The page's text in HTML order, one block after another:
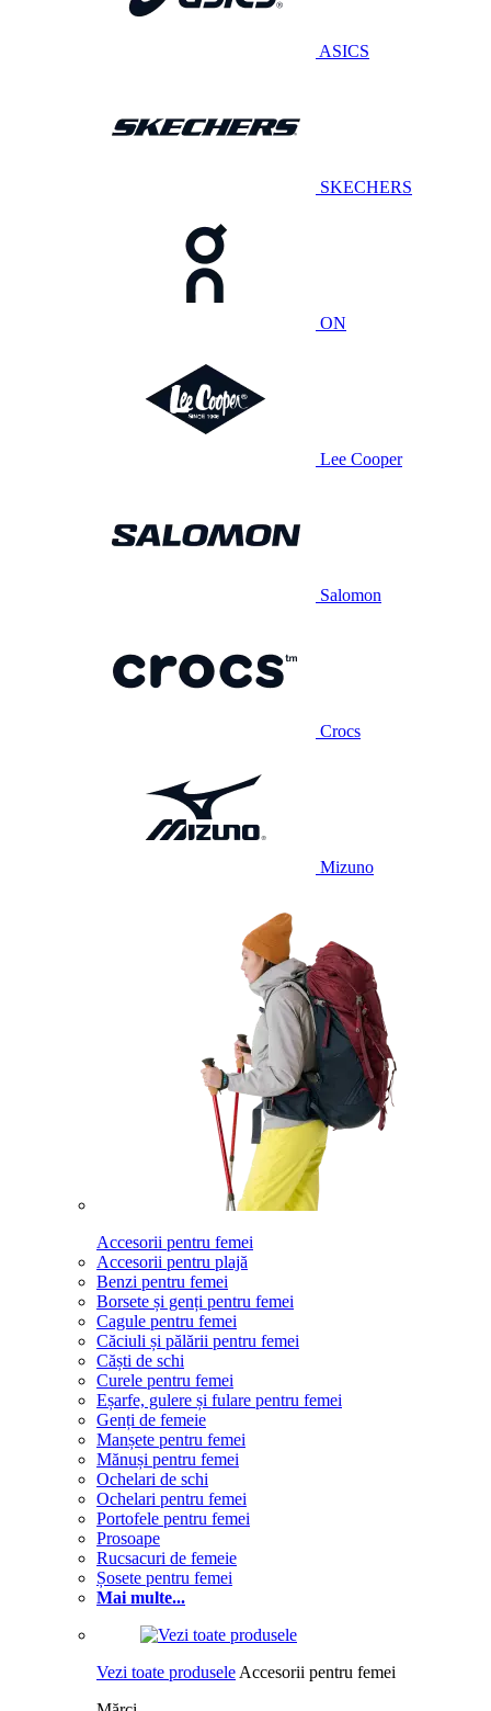
ASICS
SKECHERS
ON
Lee Cooper
Salomon
Crocs
Mizuno
Accesorii pentru femei
Accesorii pentru plajă
Benzi pentru femei
Borsete și genți pentru femei
Cagule pentru femei
Căciuli și pălării pentru femei
Căști de schi
Curele pentru femei
Eșarfe, gulere și fulare pentru femei
Genți de femeie
Manșete pentru femei
Mănuși pentru femei
Ochelari de schi
Ochelari pentru femei
Portofele pentru femei
Prosoape
Rucsacuri de femeie
Șosete pentru femei
Mai multe...
Vezi toate produsele Accesorii pentru femei